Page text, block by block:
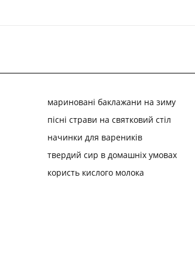
мариновані баклажани на зиму
пісні страви на святковий стіл
начинки для вареників
твердий сир в домашніх умовах
користь кислого молока